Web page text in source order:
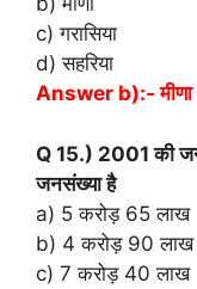
c) गरासिया
d) सहरिया
Answer b):- मीणा
Q 15.) 2001 की
जनसंख्या है
a) 5 करोड़ 65 लाख
b) 4 करोड़ 90 लाख
c) 7 करोड़ 40 लाख